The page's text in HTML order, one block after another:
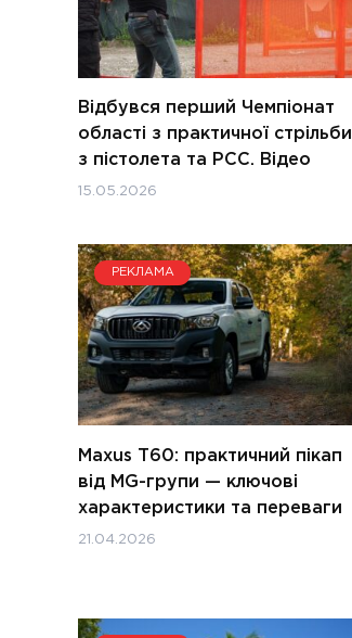
Відбувся перший Чемпіонат
області з практичної стрільби
з пістолета та PCC. Відео
15.05.2026
РЕКЛАМА
Maxus T60: практичний пікап
від MG-групи — ключові
характеристики та переваги
21.04.2026